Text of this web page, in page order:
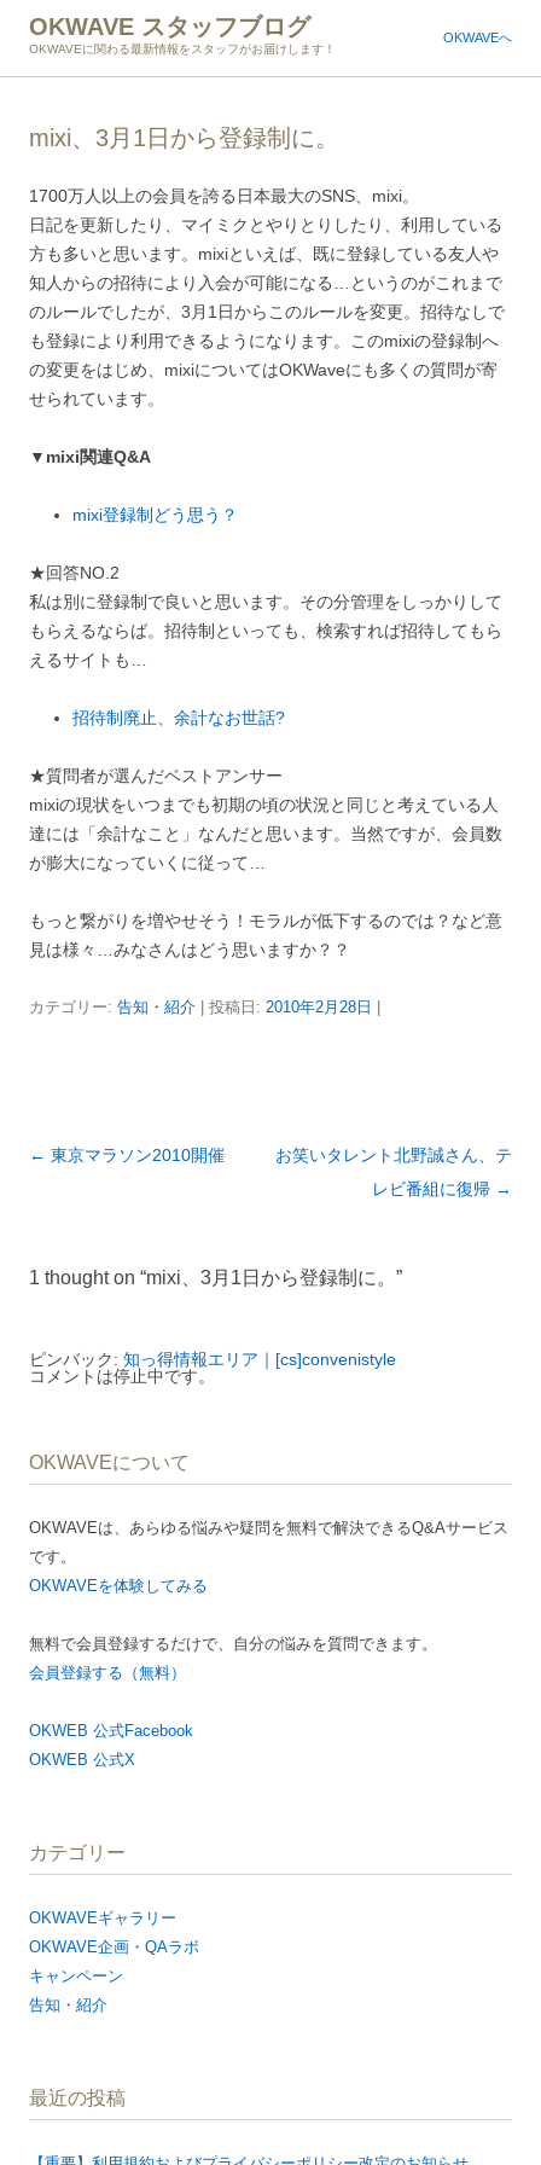
OKWAVE スタッフブログ
OKWAVEに関わる最新情報をスタッフがお届けします！
OKWAVEへ
mixi、3月1日から登録制に。
1700万人以上の会員を誇る日本最大のSNS、mixi。
日記を更新したり、マイミクとやりとりしたり、利用している
方も多いと思います。mixiといえば、既に登録している友人や
知人からの招待により入会が可能になる…というのがこれまで
のルールでしたが、3月1日からこのルールを変更。招待なしで
も登録により利用できるようになります。このmixiの登録制へ
の変更をはじめ、mixiについてはOKWaveにも多くの質問が寄
せられています。
▼mixi関連Q&A
mixi登録制どう思う？
★回答NO.2
私は別に登録制で良いと思います。その分管理をしっかりして
もらえるならば。招待制といっても、検索すれば招待してもら
えるサイトも…
招待制廃止、余計なお世話?
★質問者が選んだベストアンサー
mixiの現状をいつまでも初期の頃の状況と同じと考えている人
達には「余計なこと」なんだと思います。当然ですが、会員数
が膨大になっていくに従って…
もっと繋がりを増やせそう！モラルが低下するのでは？など意
見は様々…みなさんはどう思いますか？？
カテゴリー: 告知・紹介 | 投稿日: 2010年2月28日
投
ゲ
シ
← 東京マラソン2010開催
お笑いタレント北野誠さん、テ
レビ番組に復帰 →
1 thought on “mixi、3月1日から登録制に。 ”
ピンバック: 知っ得情報エリア｜[cs]convenistyle
コメントは停止中です。
OKWAVEについて
OKWAVEは、あらゆる悩みや疑問を無料で解決できるQ&Aサービス
です。
OKWAVEを体験してみる
無料で会員登録するだけで、自分の悩みを質問できます。
会員登録する（無料）
OKWEB 公式Facebook
OKWEB 公式X
カテゴリー
OKWAVEギャラリー
OKWAVE企画・QAラボ
キャンペーン
告知・紹介
最近の投稿